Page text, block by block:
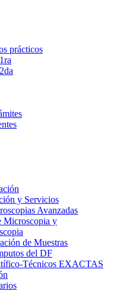
prácticos
y Servicios
Avanzadas
Microscopia y
de Muestras
del DF
Técnicos EXACTAS